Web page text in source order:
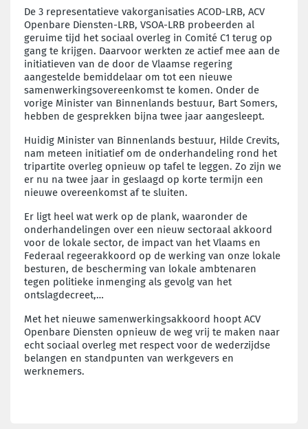
De 3 representatieve vakorganisaties ACOD-LRB, ACV
Openbare Diensten-LRB, VSOA-LRB probeerden al
geruime tijd het sociaal overleg in Comité C1 terug op
gang te krijgen. Daarvoor werkten ze actief mee aan de
initiatieven van de door de Vlaamse regering
aangestelde bemiddelaar om tot een nieuwe
samenwerkingsovereenkomst te komen. Onder de
vorige Minister van Binnenlands bestuur, Bart Somers,
hebben de gesprekken bijna twee jaar aangesleept.
Huidig Minister van Binnenlands bestuur, Hilde Crevits,
nam meteen initiatief om de onderhandeling rond het
tripartite overleg opnieuw op tafel te leggen. Zo zijn we
er nu na twee jaar in geslaagd op korte termijn een
nieuwe overeenkomst af te sluiten.
Er ligt heel wat werk op de plank, waaronder de
onderhandelingen over een nieuw sectoraal akkoord
voor de lokale sector, de impact van het Vlaams en
Federaal regeerakkoord op de werking van onze lokale
besturen, de bescherming van lokale ambtenaren
tegen politieke inmenging als gevolg van het
ontslagdecreet,…
Met het nieuwe samenwerkingsakkoord hoopt ACV
Openbare Diensten opnieuw de weg vrij te maken naar
echt sociaal overleg met respect voor de wederzijdse
belangen en standpunten van werkgevers en
werknemers.